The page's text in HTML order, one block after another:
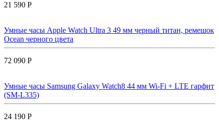
21 590 Р
Умные часы Apple Watch Ultra 3 49 мм черный титан, ремешок
Ocean черного цвета
72 090 Р
Умные часы Samsung Galaxy Watch8 44 мм Wi-Fi + LTE гарфит
(SM-L335)
24 190 Р